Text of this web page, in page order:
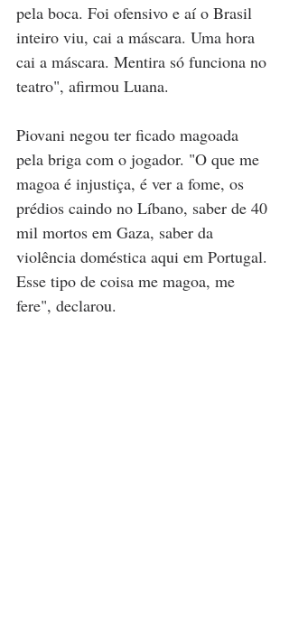
pela boca. Foi ofensivo e aí o Brasil
inteiro viu, cai a máscara. Uma hora
cai a máscara. Mentira só funciona no
teatro", afirmou Luana.
Piovani negou ter ficado magoada
pela briga com o jogador. "O que me
magoa é injustiça, é ver a fome, os
prédios caindo no Líbano, saber de 40
mil mortos em Gaza, saber da
violência doméstica aqui em Portugal.
Esse tipo de coisa me magoa, me
fere", declarou.